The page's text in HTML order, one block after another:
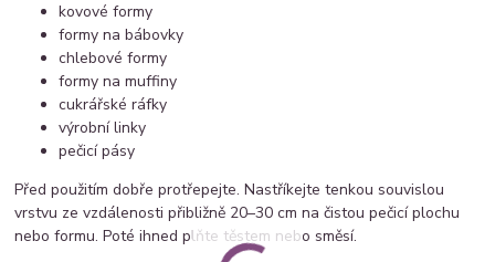
kovové formy
formy na bábovky
chlebové formy
formy na muffiny
cukrářské ráfky
výrobní linky
pečicí pásy
Před použitím dobře protřepejte. Nastříkejte tenkou souvislou
vrstvu ze vzdálenosti přibližně 20–30 cm na čistou pečicí plochu
nebo formu. Poté ihned plňte těstem nebo směsí.